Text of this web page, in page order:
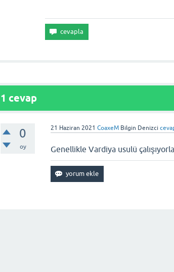
1 cevap
0
oy
21 Haziran 2021 CoaxeM Bilgin Denizci
Genellikle Vardiya usulü